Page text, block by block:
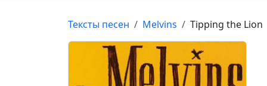
Тексты песен Melvins Tipping the Lion